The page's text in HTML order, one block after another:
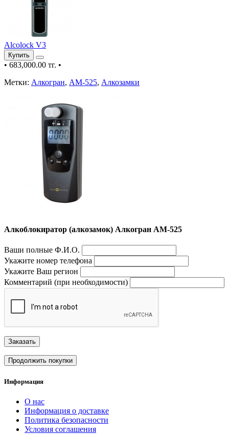
Alcolock V3
Купить
• 683,000.00 тг. •
Метки: Алкогран, АМ-525, Алкозамки
Алкоблокиратор (алкозамок) Алкогран АМ-525
Ваши полные Ф.И.О.
Укажите номер телефона
Укажите Ваш регион
Комментарий (при необходимости)
Заказать
Продолжить покупки
Информация
О нас
Информация о доставке
Политика безопасности
Условия соглашения